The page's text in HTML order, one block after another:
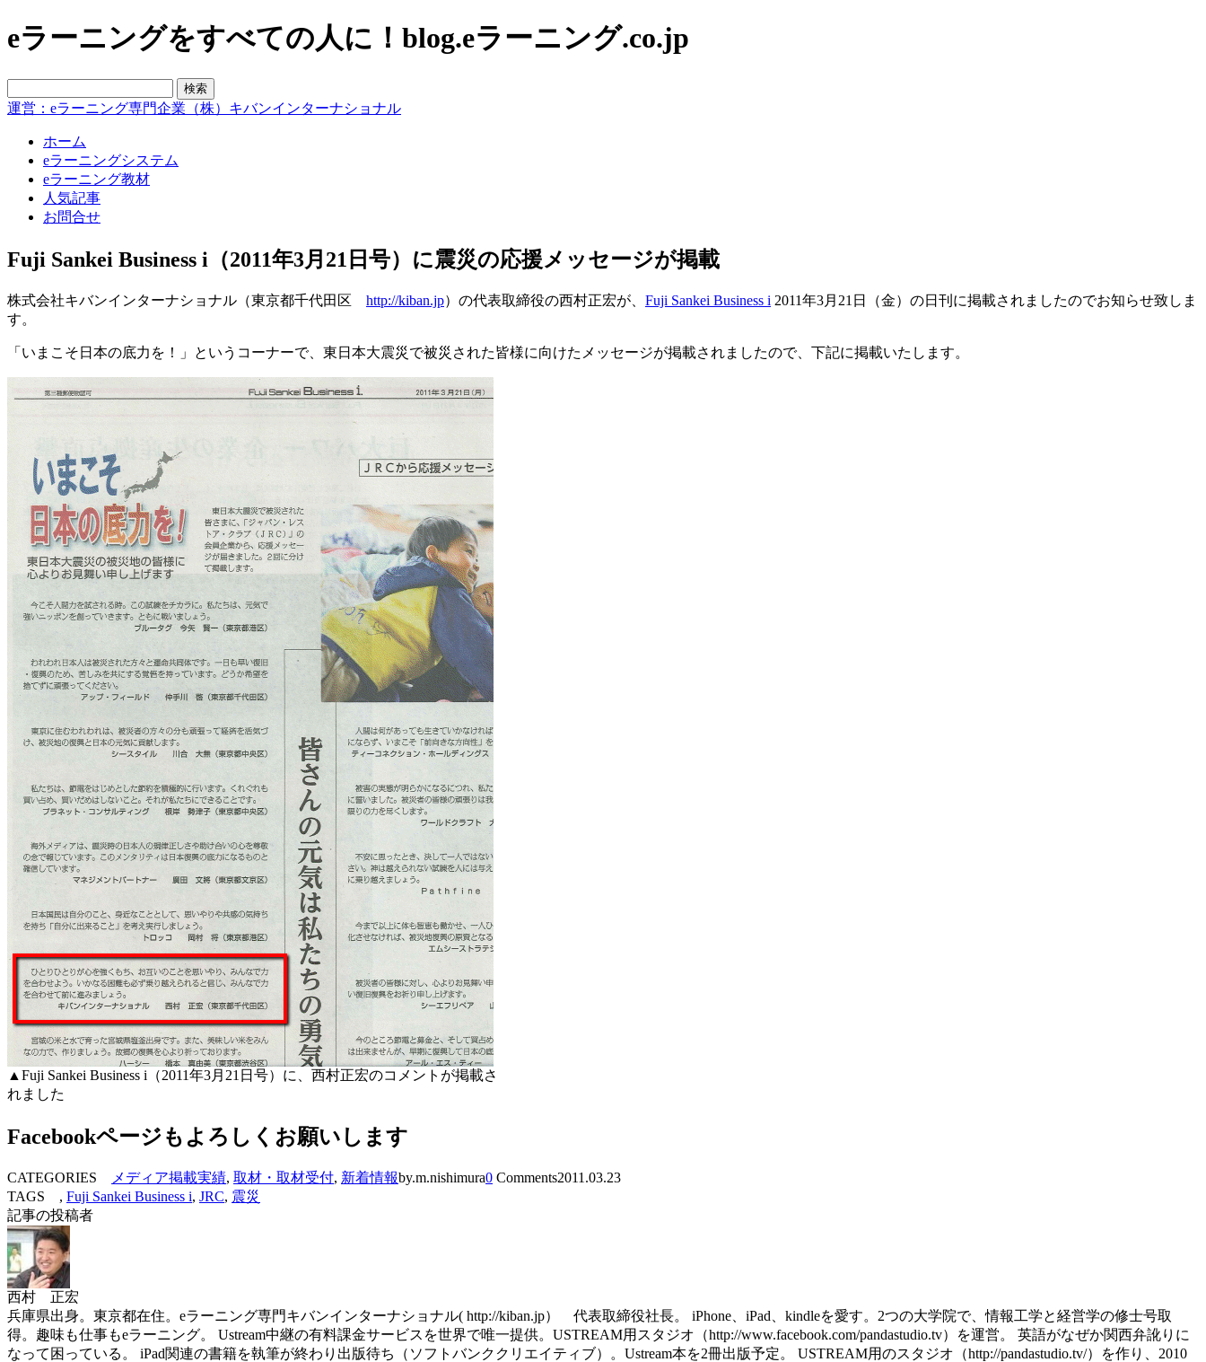
eラーニングをすべての人に！blog.eラーニング.co.jp
運営：eラーニング専門企業（株）キバンインターナショナル
ホーム
eラーニングシステム
eラーニング教材
人気記事
お問合せ
Fuji Sankei Business i（2011年3月21日号）に震災の応援メッセージが掲載
株式会社キバンインターナショナル（東京都千代田区 http://kiban.jp）の代表取締役の西村正宏が、 Fuji Sankei Business i 2011年3月21日（金）の日刊に掲載されましたのでお知らせ致しま
す。
「いまこそ日本の底力を！」というコーナーで、東日本大震災で被災された皆様に向けたメッセージが掲載されましたので、下記に掲載いたします。
▲Fuji Sankei Business i（2011年3月21日号）に、西村正宏のコメントが掲載さ
れました
Facebookページもよろしくお願いします
CATEGORIES メディア掲載実績, 取材・取材受付, 新着情報by.m.nishimura0 Comments2011.03.23
TAGS , Fuji Sankei Business i, JRC, 震災
記事の投稿者
西村 正宏
兵庫県出身。東京都在住。eラーニング専門キバンインターナショナル( http://kiban.jp） 代表取締役社長。 iPhone、iPad、kindleを愛す。2つの大学院で、情報工学と経営学の修士号取
得。趣味も仕事もeラーニング。 Ustream中継の有料課金サービスを世界で唯一提供。USTREAM用スタジオ（http://www.facebook.com/pandastudio.tv）を運営。 英語がなぜか関西弁訛りに
なって困っている。 iPad関連の書籍を執筆が終わり出版待ち（ソフトバンククリエイティブ）。Ustream本を2冊出版予定。 USTREAM用のスタジオ（http://pandastudio.tv/）を作り、2010